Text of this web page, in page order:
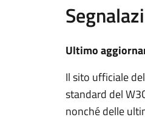
Ultimo
Il sito ufficiale
standard del
nonché delle